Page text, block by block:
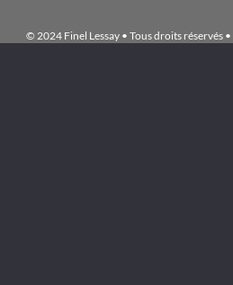
© 2024 Finel Lessay • Tous droits réservés •